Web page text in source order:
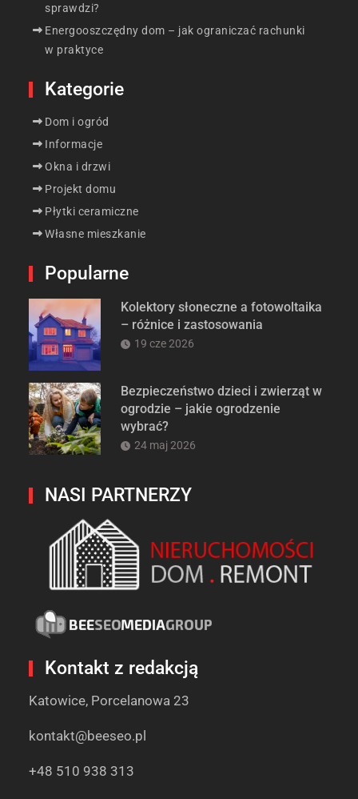
sprawdzi?
Energooszczędny dom – jak ograniczać rachunki
w praktyce
Kategorie
Dom i ogród
Informacje
Okna i drzwi
Projekt domu
Płytki ceramiczne
Własne mieszkanie
Popularne
Kolektory słoneczne a fotowoltaika
– różnice i zastosowania
19 cze 2026
Bezpieczeństwo dzieci i zwierząt w
ogrodzie – jakie ogrodzenie
wybrać?
24 maj 2026
NASI PARTNERZY
Kontakt z redakcją
Katowice, Porcelanowa 23
kontakt@beeseo.pl
+48 510 938 313